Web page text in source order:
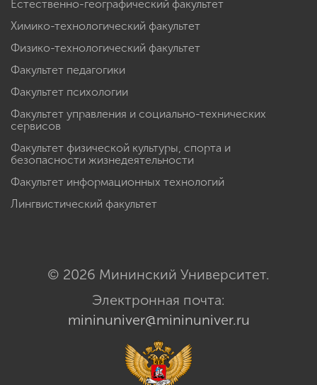
Естественно-географический факультет
Химико-технологический факультет
Физико-технологический факультет
Факультет педагогики
Факультет психологии
Факультет управления и социально-технических
сервисов
Факультет физической культуры, спорта и
безопасности жизнедеятельности
Факультет информационных технологий
Лингвистический факультет
© 2026 Мининский Университет.
Электронная почта:
mininuniver@mininuniver.ru